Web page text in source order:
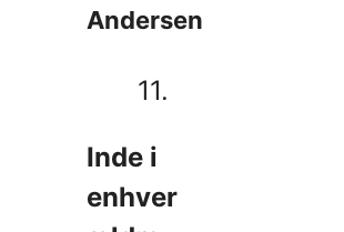
Andersen
11.
Inde i
enhver